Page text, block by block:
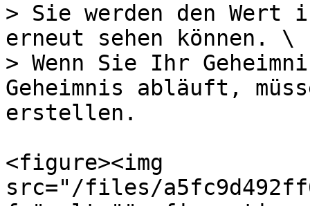
> Sie werden den
erneut sehen können. \
> Wenn Sie Ihr
Geheimnis abläuft,
erstellen.
<figure><img
src="/files/